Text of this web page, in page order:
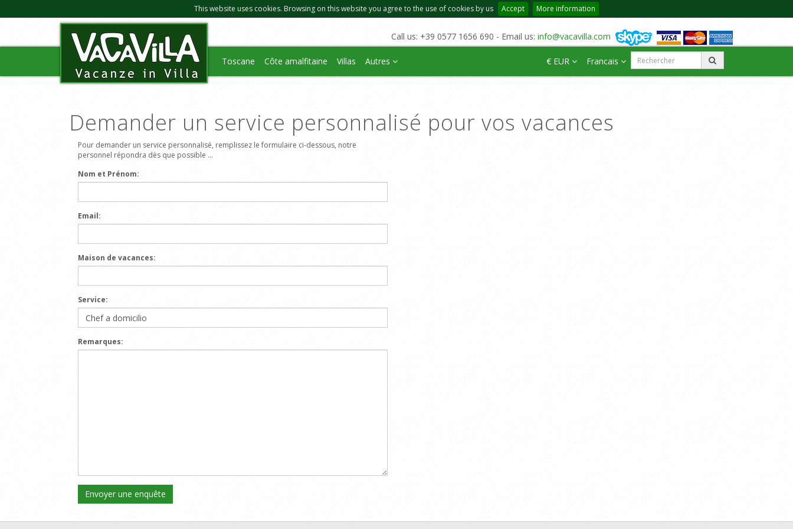
This website uses cookies. Browsing on this website you agree to the use of cookies by us Accept More information
Call us: +39 0577 1656 690 - Email us: info@vacavilla.com
Toscane Côte amalfitaine Villas Autres € EUR Francais
Demander un service personnalisé pour vos vacances
Pour demander un service personnalisé, remplissez le formulaire ci-dessous, notre
personnel répondra dès que possible ...
Nom et Prénom:
Email:
Maison de vacances:
Service:
Remarques: